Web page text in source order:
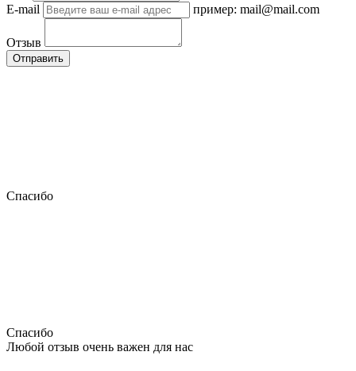
E-mail
пример: mail@mail.com
Отзыв
Отправить
Спасибо
Спасибо
Любой отзыв очень важен для нас